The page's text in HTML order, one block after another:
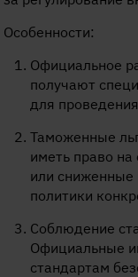
Особенности:
Официальное
получают
для
Таможенные
иметь право
или сниженные
политики
Соблюдение
Официальные
стандартам